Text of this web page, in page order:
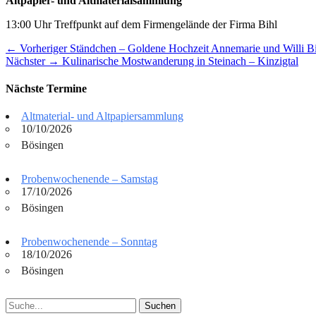
13:00 Uhr Treffpunkt auf dem Firmengelände der Firma Bihl
Beitragsnavigation
← Vorheriger Vorheriger
Beitrag:
Ständchen – Goldene Hochzeit Annemarie und Willi
Nächster → Nächster
Kulinarische Mostwanderung in Steinach – Kinzigtal
Nächste Termine
Altmaterial- und Altpapiersammlung
10/10/2026
Bösingen
Probenwochenende – Samstag
17/10/2026
Bösingen
Probenwochenende – Sonntag
18/10/2026
Bösingen
Suchen